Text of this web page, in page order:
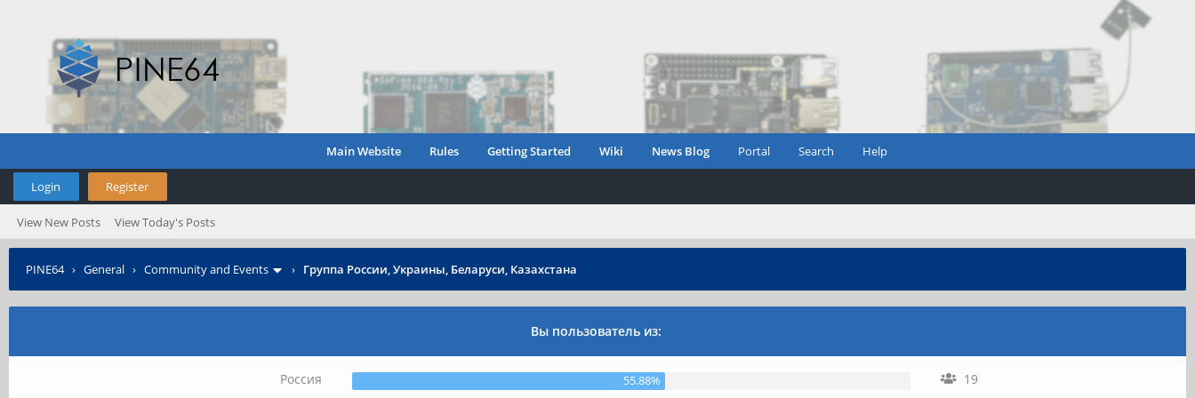
Main Website Rules Getting Started Wiki News Blog Portal Search Help
Login Register
View New Posts View Today's Posts
PINE64› General › Community and Events › Группа России, Украины, Беларуси, Казахстана
Вы пользователь из:
Россия 55.88% 19